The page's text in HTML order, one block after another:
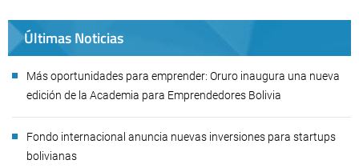
Últimas Noticias
Más oportunidades para emprender: Oruro inaugura una nueva
edición de la Academia para Emprendedores Bolivia
Fondo internacional anuncia nuevas inversiones para startups
bolivianas